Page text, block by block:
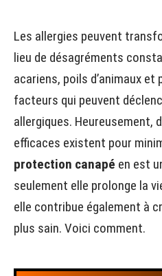
Les allergies peuvent
lieu de désagréments
acariens, poils d’animaux
facteurs qui peuvent
allergiques. Heureusement,
efficaces existent pour
protection canapé en est
seulement elle prolonge la
elle contribue également à
plus sain. Voici comment.